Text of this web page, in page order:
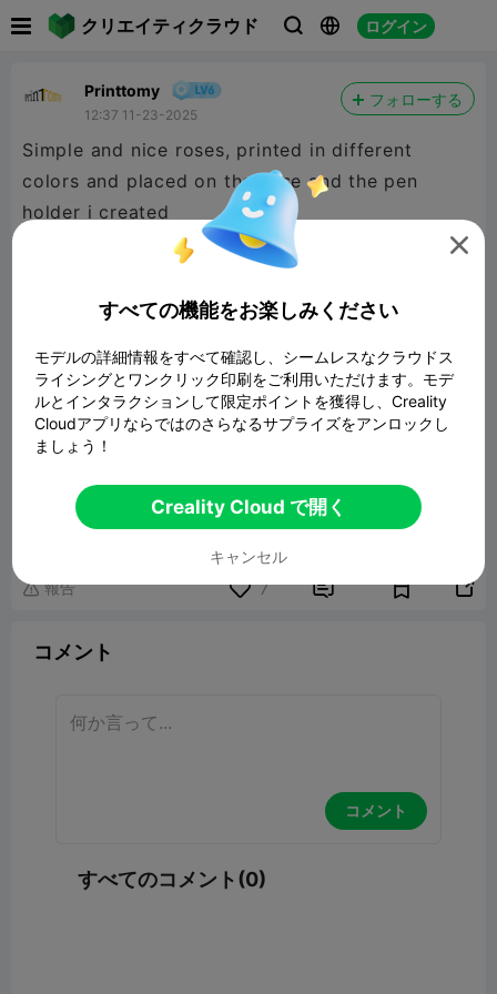
クリエイティクラウド   ログイン
Printtomy
12:37 11-23-2025
フォローする
Simple and nice roses, printed in different
colors and placed on the vase and the pen
holder i created
ROSE WITH MINI VASE / THREE
DIFFERENT ROSE DESIGNS
10.30MB 関連3Dモデル
 報告 7  
コメント
コメント
すべてのコメント(0)

すべての機能をお楽しみください
モデルの詳細情報をすべて確認し、シームレスなクラウドス
ライシングとワンクリック印刷をご利用いただけます。モデ
ルとインタラクションして限定ポイントを獲得し、Creality
Cloudアプリならではのさらなるサプライズをアンロックし
ましょう！
Creality Cloud で開く
キャンセル